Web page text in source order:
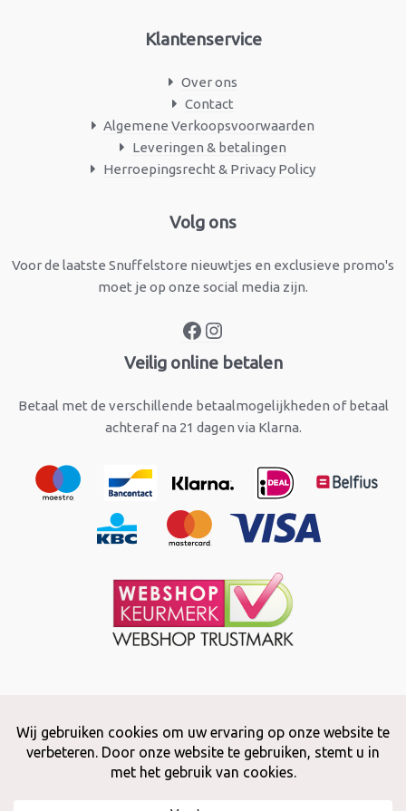
Klantenservice
Over ons
Contact
Algemene Verkoopsvoorwaarden
Leveringen & betalingen
Herroepingsrecht & Privacy Policy
Volg ons
Voor de laatste Snuffelstore nieuwtjes en exclusieve promo's
moet je op onze social media zijn.
Facebook
Veilig online betalen
Betaal met de verschillende betaalmogelijkheden of betaal
achteraf na 21 dagen via Klarna.
Copyright © 2026 Snuffelstore
Adax BV - 0032 (0)50 66 56 51 -info@snuffelstore.be